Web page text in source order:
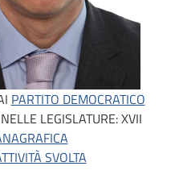
PARTITO DEMOCRATICO
LEGISLATURE:XVII
SVOLTA